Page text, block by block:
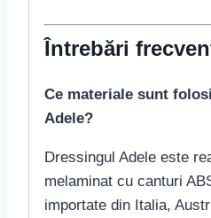
Întrebări
Ce materiale sunt
Adele?
Dressingul Adele este
melaminat cu canturi
importate din Italia,